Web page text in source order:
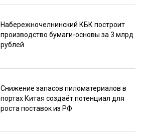
Набережночелнинский КБК построит
производство бумаги-основы за 3 млрд
рублей
Снижение запасов пиломатериалов в
портах Китая создаёт потенциал для
роста поставок из РФ